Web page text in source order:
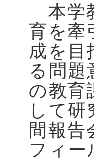
本学
育を牽
成を目
る問題
の教育
して
間報告
フィー